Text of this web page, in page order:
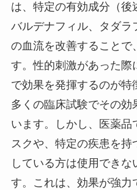
は、特定の有効成分（後
バルデナフィル、タダラ
の血流を改善することで
す。性的刺激があった際
で効果を発揮するのが特
多くの臨床試験でその効
います。しかし、医薬品
スクや、特定の疾患を持
している方は使用できな
す。これは、効果が強力